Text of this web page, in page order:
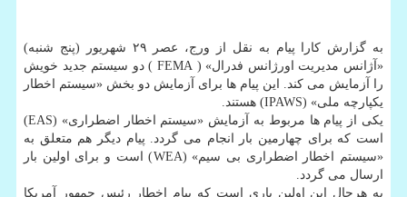
به گزارش كارا پیام به نقل از ورج، عصر ۲۹ شهریور (پنج شنبه)
«آژانس مدیریت اورژانس فدرال» ( FEMA ) دو سیستم جدید خویش
را آزمایش می كند. این پیام ها برای آزمایش دو بخش «سیستم اخطار
یكپارچه ملی» (IPAWS) هستند.
یكی از پیام ها مربوط به آزمایش «سیستم اخطار اضطراری» (EAS)
است كه برای چهارمین بار انجام می گردد. پیام دیگر هم متعلق به
«سیستم اخطار اضطراری بی سیم» (WEA) است و برای اولین بار
ارسال می گردد.
به هرحال این اولین باری است كه پیام اخطار رئیس جمهور آمریكا